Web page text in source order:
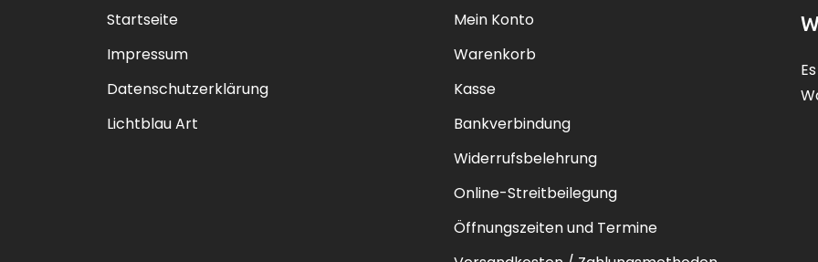
Startseite
Impressum
Datenschutzerklärung
Lichtblau Art
Mein Konto
Warenkorb
Kasse
Bankverbindung
Widerrufsbelehrung
Online-Streitbeilegung
Öffnungszeiten und Termine